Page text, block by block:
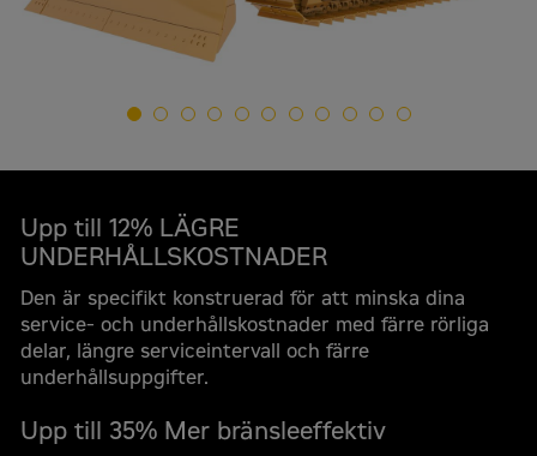
Upp till 12% LÄGRE
UNDERHÅLLSKOSTNADER
Den är specifikt konstruerad för att minska dina
service- och underhållskostnader med färre rörliga
delar, längre serviceintervall och färre
underhållsuppgifter.
Upp till 35% Mer bränsleeffektiv